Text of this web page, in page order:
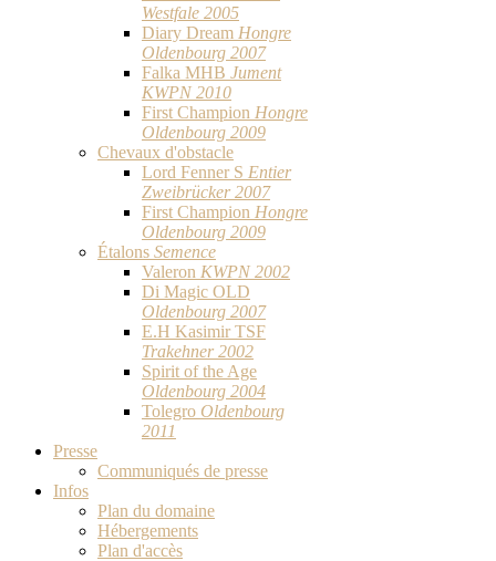
Westfale 2005
Diary Dream Hongre
Oldenbourg 2007
Falka MHB Jument
KWPN 2010
First Champion Hongre
Oldenbourg 2009
Chevaux d'obstacle
Lord Fenner S Entier
Zweibrücker 2007
First Champion Hongre
Oldenbourg 2009
Étalons Semence
Valeron KWPN 2002
Di Magic OLD
Oldenbourg 2007
E.H Kasimir TSF
Trakehner 2002
Spirit of the Age
Oldenbourg 2004
Tolegro Oldenbourg
2011
Presse
Communiqués de presse
Infos
Plan du domaine
Hébergements
Plan d'accès